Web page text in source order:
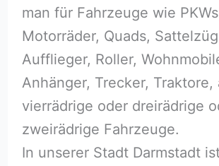
man für Fahrzeuge wie
Motorräder, Quads,
Aufflieger, Roller,
Anhänger, Trecker, Traktore,
vierrädrige oder dreirädrige
zweirädrige Fahrzeuge.
In unserer Stadt Darmstadt